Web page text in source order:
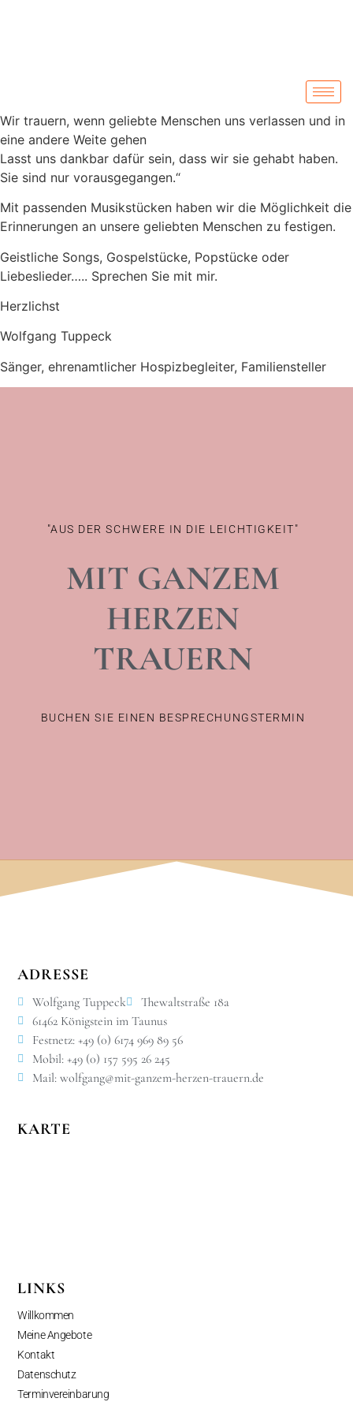
Wir trauern, wenn geliebte Menschen uns verlassen und in
eine andere Weite gehen
Lasst uns dankbar dafür sein, dass wir sie gehabt haben.
Sie sind nur vorausgegangen.“
Mit passenden Musikstücken haben wir die Möglichkeit die
Erinnerungen an unsere geliebten Menschen zu festigen.
Geistliche Songs, Gospelstücke, Popstücke oder
Liebeslieder….. Sprechen Sie mit mir.
Herzlichst
Wolfgang Tuppeck
Sänger, ehrenamtlicher Hospizbegleiter, Familiensteller
"AUS DER SCHWERE IN DIE LEICHTIGKEIT"
MIT GANZEM
HERZEN
TRAUERN
BUCHEN SIE EINEN BESPRECHUNGSTERMIN
ADRESSE
Wolfgang Tuppeck
Thewaltstraße 18a
61462 Königstein im Taunus
Festnetz: +49 (0) 6174 969 89 56
Mobil: +49 (0) 157 595 26 245
Mail: wolfgang@mit-ganzem-herzen-trauern.de
KARTE
LINKS
Willkommen
Meine Angebote
Kontakt
Datenschutz
Terminvereinbarung